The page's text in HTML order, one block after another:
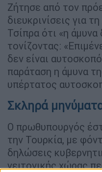
Ζήτησε από τον
διευκρινίσεις για
Τσίπρα ότι «η
τονίζοντας:
δεν είναι
παράταση η άμυνα
υπέρτατος
Σκληρά
Ο πρωθυπουργός
την Τουρκία, με
δηλώσεις
γειτονικής χώρας